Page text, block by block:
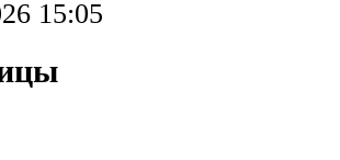
15:05